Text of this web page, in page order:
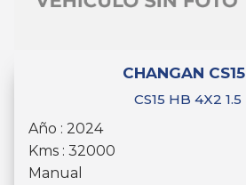
CHANGAN CS15
CS15 HB 4X2 1.5
Año : 2024
Kms : 32000
Manual